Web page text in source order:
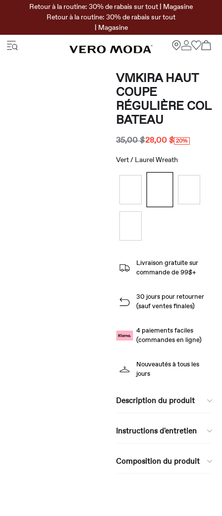
Retour à la routine: 30% de rabais sur tout | Magasine
Retour à la routine: 30% de rabais sur tout
| Magasine
VMKIRA HAUT
COUPE
RÉGULIÈRE COL
BATEAU
35,00 $28,00 $ 20%
Vert / Laurel Wreath
Livraison gratuite sur
commande de 99$+
30 jours pour retourner
(sauf ventes finales)
4 paiements faciles
(commandes en ligne)
Nouveautés à tous les
jours
Description du produit
Instructions d'entretien
Composition du produit